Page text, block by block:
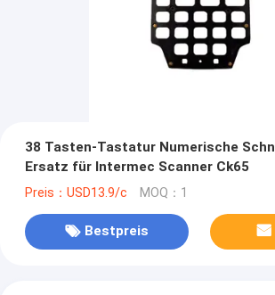
38 Tasten-Tastatur Numerische
Ersatz für Intermec Scanner Ck65
Preis：USD13.9/c MOQ：1
Bestpreis